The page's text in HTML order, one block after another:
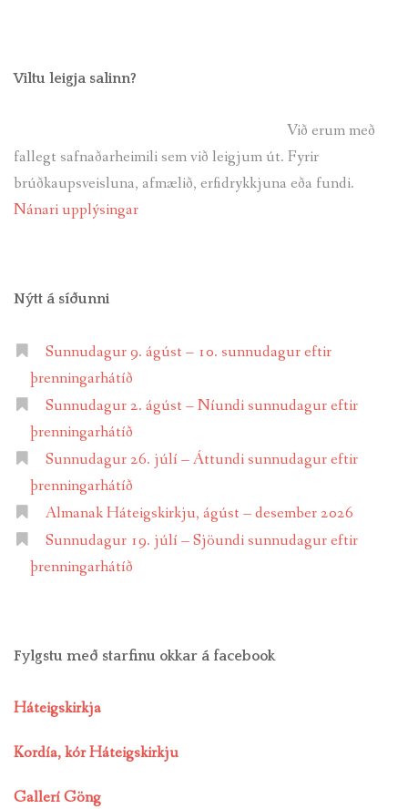
Viltu leigja salinn?
Við erum með
fallegt safnaðarheimili sem við leigjum út. Fyrir
brúðkaupsveisluna, afmælið, erfidrykkjuna eða fundi.
Nánari upplýsingar
Nýtt á síðunni
Sunnudagur 9. ágúst – 10. sunnudagur eftir
þrenningarhátíð
Sunnudagur 2. ágúst – Níundi sunnudagur eftir
þrenningarhátíð
Sunnudagur 26. júlí – Áttundi sunnudagur eftir
þrenningarhátíð
Almanak Háteigskirkju, ágúst – desember 2026
Sunnudagur 19. júlí – Sjöundi sunnudagur eftir
þrenningarhátíð
Fylgstu með starfinu okkar á facebook
Háteigskirkja
Kordía, kór Háteigskirkju
Gallerí Göng